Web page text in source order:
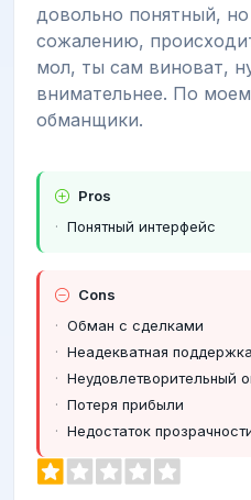
довольно понятный,
сожалению,
мол, ты сам виноват,
внимательнее. По
обманщики.
Pros
Понятный интерфейс
Cons
Обман с сделками
Неадекватная поддержка
Неудовлетворительный
Потеря прибыли
Недостаток